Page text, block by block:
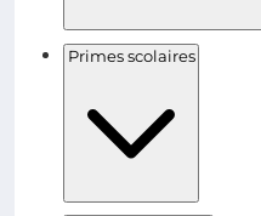
Primes scolaires